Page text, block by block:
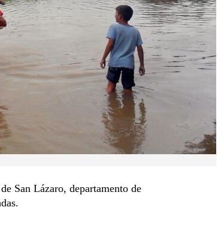
San Lázaro, departamento de